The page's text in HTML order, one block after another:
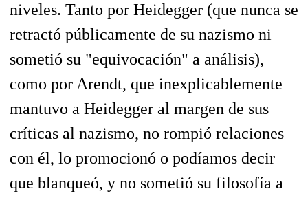
niveles. Tanto por Heidegger (que nunca se
retractó públicamente de su nazismo ni
sometió su "equivocación" a análisis),
como por Arendt, que inexplicablemente
mantuvo a Heidegger al margen de sus
críticas al nazismo, no rompió relaciones
con él, lo promocionó o podíamos decir
que blanqueó, y no sometió su filosofía a